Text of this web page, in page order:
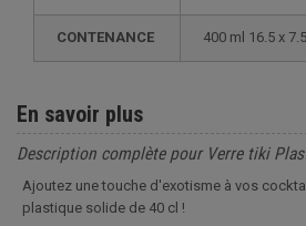
CONTENANCE 400 ml 16.5 x
En savoir plus
Description complète pour Verre tiki
Ajoutez une touche d'exotisme à vos
plastique solide de 40 cl !